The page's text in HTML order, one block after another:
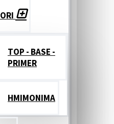
TOP - BASE -
PRIMER
ΗΜΙΜΟΝΙΜΑ